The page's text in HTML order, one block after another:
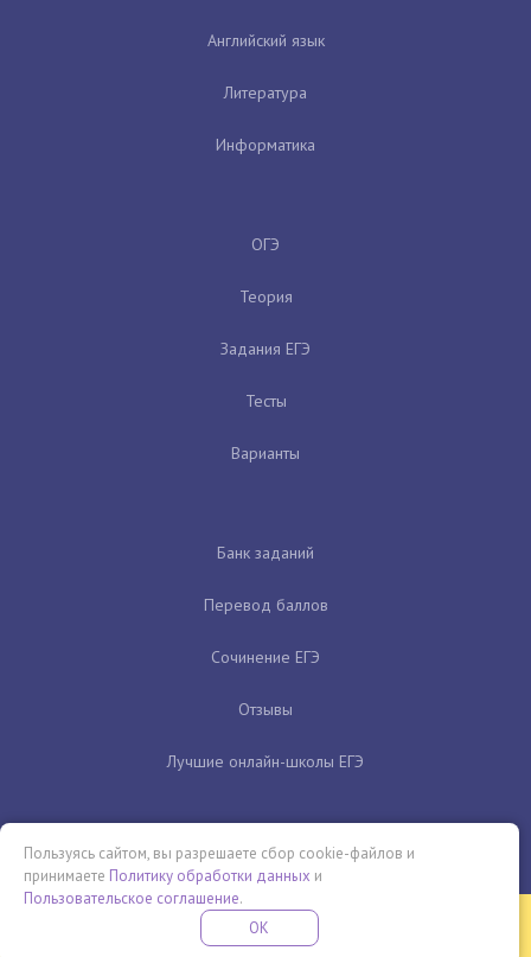
Английский язык
Литература
Информатика
ОГЭ
Теория
Задания ЕГЭ
Тесты
Варианты
Банк заданий
Перевод баллов
Сочинение ЕГЭ
Отзывы
Лучшие онлайн-школы ЕГЭ
Бесплатная летняя школа
ПРОВЕДИ ЭТО ЛЕТО С ПОЛЬЗОЙ
Пользуясь сайтом, вы разрешаете сбор cookie-файлов и
принимаете Политику обработки данных и
Пользовательское соглашение.
OK